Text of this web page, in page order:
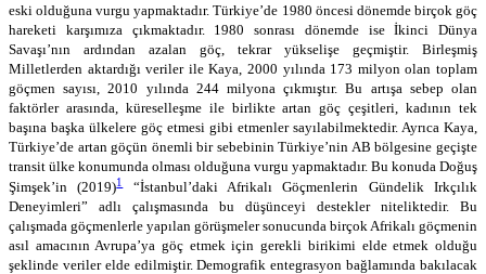
eski olduğuna vurgu yapmaktadır. Türkiye’de 1980 öncesi dönemde birçok göç
hareketi karşımıza çıkmaktadır. 1980 sonrası dönemde ise İkinci Dünya
Savaşı’nın ardından azalan göç, tekrar yükselişe geçmiştir. Birleşmiş
Milletlerden aktardığı veriler ile Kaya, 2000 yılında 173 milyon olan toplam
göçmen sayısı, 2010 yılında 244 milyona çıkmıştır. Bu artışa sebep olan
faktörler arasında, küreselleşme ile birlikte artan göç çeşitleri, kadının tek
başına başka ülkelere göç etmesi gibi etmenler sayılabilmektedir. Ayrıca Kaya,
Türkiye’de artan göçün önemli bir sebebinin Türkiye’nin AB bölgesine geçişte
transit ülke konumunda olması olduğuna vurgu yapmaktadır. Bu konuda Doğuş
Şimşek’in (2019)1
“İstanbul’daki Afrikalı Göçmenlerin Gündelik Irkçılık
Deneyimleri” adlı çalışmasında bu düşünceyi destekler niteliktedir. Bu
çalışmada göçmenlerle yapılan görüşmeler sonucunda birçok Afrikalı göçmenin
asıl amacının Avrupa’ya göç etmek için gerekli birikimi elde etmek olduğu
şeklinde veriler elde edilmiştir. Demografik entegrasyon bağlamında bakılacak